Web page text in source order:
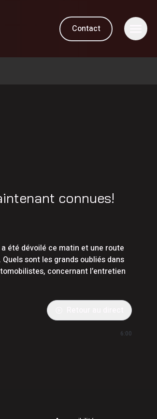
Contact
connues!
été dévoilé ce matin et une route
sont les grands oubliés dans
concernant l’entretien
6:00